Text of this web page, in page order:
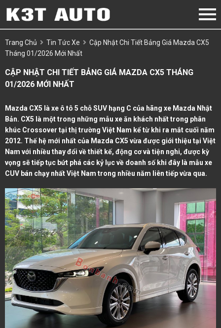
Trang Chủ Tin Tức Xe
Cập Nhật Chi Tiết Bảng Giá Mazda CX5
Tháng 01/2026 Mới Nhất
CẬP NHẬT CHI TIẾT BẢNG GIÁ MAZDA CX5 THÁNG
01/2026 MỚI NHẤT
Mazda CX5 là xe ô tô 5 chỗ SUV hạng C của hãng xe Mazda Nhật
Bản. CX5 là một trong những mẫu xe ăn khách nhất trong phân
khúc Crossover tại thị trường Việt Nam kể từ khi ra mắt cuối năm
2012. Thế hệ mới nhất của Mazda CX5 vừa được giới thiệu tại Việt
Nam với nhiều thay đổi về thiết kế, động cơ và tiện nghi, được kỳ
vọng sẽ tiếp tục bứt phá các kỷ lục về doanh số khi đây là mẫu xe
CUV bán chạy nhất Việt Nam trong nhiều năm liên tiếp vừa qua.